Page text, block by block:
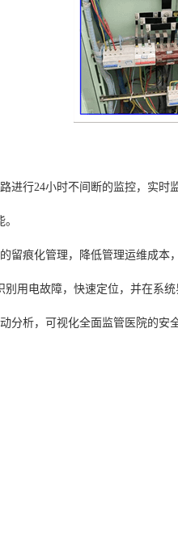
进行24小时不间断的监控，实
留痕化管理，降低管理运维成本
别用电故障，快速定位，并在系
分析，可视化全面监管医院的